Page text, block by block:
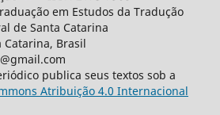
em Estudos da Tradução
de Santa Catarina
Catarina, Brasil
publica seus textos sob a
Atribuição 4.0 Internacional